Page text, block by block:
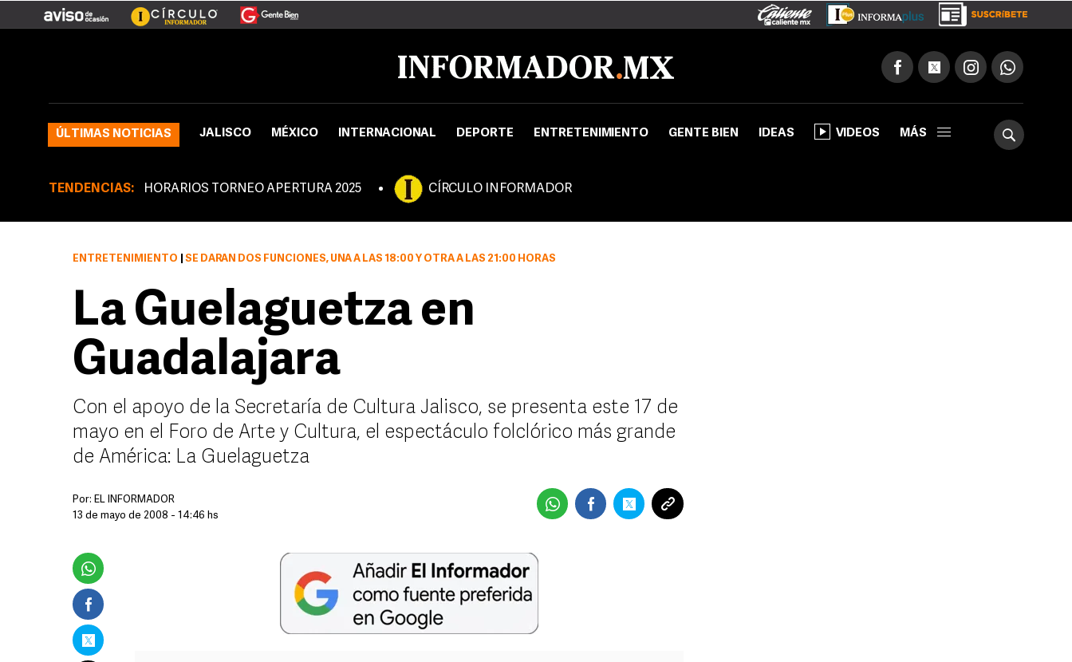
ÚLTIMAS NOTICIAS JALISCO MÉXICO INTERNACIONAL DEPORTE ENTRETENIMIENTO GENTE BIEN IDEAS VIDEOS MÁS
TENDENCIAS: HORARIOS TORNEO APERTURA 2025 CÍRCULO INFORMADOR
ENTRETENIMIENTO SE DARÁN DOS FUNCIONES, UNA A LAS 18:00 Y OTRA A LAS 21:00 HORAS
La Guelaguetza en
Guadalajara
Con el apoyo de la Secretaría de Cultura Jalisco, se presenta este 17 de
mayo en el Foro de Arte y Cultura, el espectáculo folclórico más grande
de América: La Guelaguetza
Por: EL INFORMADOR
13 de mayo de 2008 - 14:46 hs